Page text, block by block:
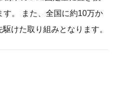
す。 また、全国に約10万か
けた取り組みとなります。